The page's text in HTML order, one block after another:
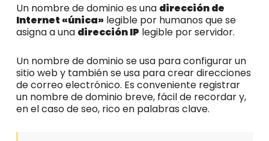
Un nombre de dominio es una dirección de
Internet «única»legible por humanos que se
asigna a una dirección IP legible por servidor.
Un nombre de dominio se usa para configurar un
sitio web y también se usa para crear direcciones
de correo electrónico. Es conveniente registrar
un nombre de dominio breve, fácil de recordar y,
en el caso de seo, rico en palabras clave.